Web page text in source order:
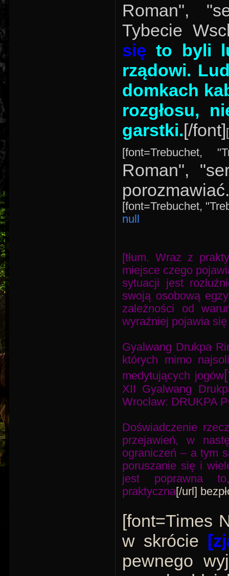
Roman",
Tybecie
się to byli
rządowi.
domkach
rozgłosu,
garstki.[/font]
[font=Trebuchet,
Roman",
[font=Trebuchet,
null
[tłum. Wraz z
miejsce czego
sytuacji jest
swoją osobową
zależności od
wyraźniej pojawia
Gyalwang Drukpa
których mimo
medytujących jogów
XII Gyalwang
Wrocław: DRUKPA
Doświadczenie
przejawień, w
ograniczeń – a tym
poruszanie się i
jest poprawna
praktyczna[/url]
[font=Times
w skrócie
pewnego